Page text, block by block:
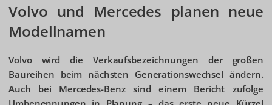
Volvo und Mercedes planen neue
Modellnamen
Volvo wird die Verkaufsbezeichnungen der großen
Baureihen beim nächsten Generationswechsel ändern.
Auch bei Mercedes-Benz sind einem Bericht zufolge